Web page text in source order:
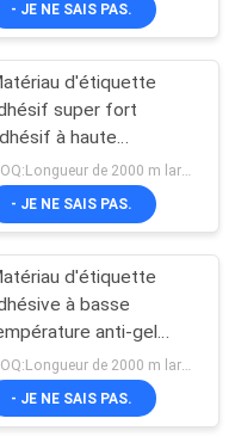
33
papier
alimentaire
- JE NE SAIS PAS.
d'étiquette
super fort
à haute
Papier
papier semi-
Adhésif
- JE NE SAIS PAS.
d'étiquette
à basse
anti-gel
étiquette de fruits
mer
- JE NE SAIS PAS.